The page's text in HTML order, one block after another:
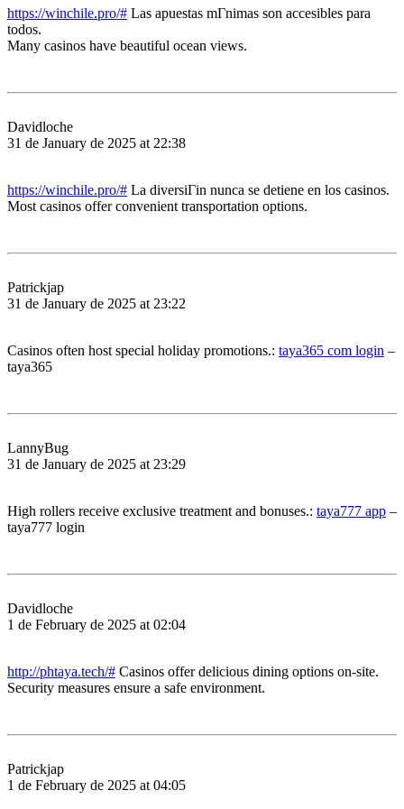
https://winchile.pro/# Las apuestas mГ­nimas son accesibles para
todos.
Many casinos have beautiful ocean views.
Davidloche
31 de January de 2025 at 22:38
https://winchile.pro/# La diversiГіn nunca se detiene en los casinos.
Most casinos offer convenient transportation options.
Patrickjap
31 de January de 2025 at 23:22
Casinos often host special holiday promotions.: taya365 com login –
taya365
LannyBug
31 de January de 2025 at 23:29
High rollers receive exclusive treatment and bonuses.: taya777 app –
taya777 login
Davidloche
1 de February de 2025 at 02:04
http://phtaya.tech/# Casinos offer delicious dining options on-site.
Security measures ensure a safe environment.
Patrickjap
1 de February de 2025 at 04:05